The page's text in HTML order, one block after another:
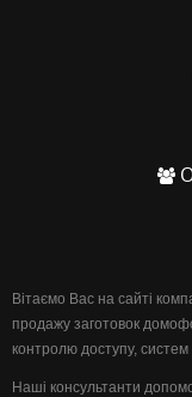
Вітаємо Вас на сайті
продажу заготовок
контролю доступу,
Наші консультанти